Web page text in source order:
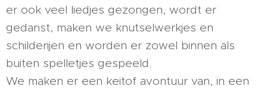
er ook veel liedjes gezongen, wordt er
gedanst, maken we knutselwerkjes en
schilderijen en worden er zowel binnen als
buiten spelletjes gespeeld.
We maken er een keitof avontuur van, in een